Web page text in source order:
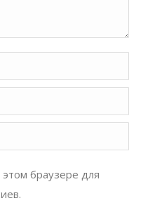
браузере для